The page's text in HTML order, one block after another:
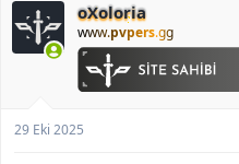
Kod:
#include
if(pSkillData
oXoloria
www.pvpers.gg
29 Eki 2025